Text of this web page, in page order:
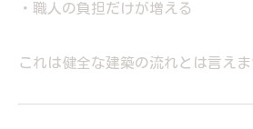
・職人の負担だけが増える
これは健全な建築の流れとは言えま